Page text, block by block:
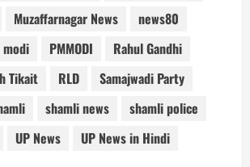
Muzaffarnagar News
news80
PMMODI
Rahul Gandhi
Tikait RLD
Samajwadi Party
shamli news
shamli police
UP News
UP News in Hindi